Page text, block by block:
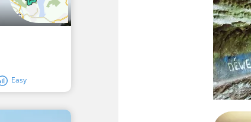
Easy